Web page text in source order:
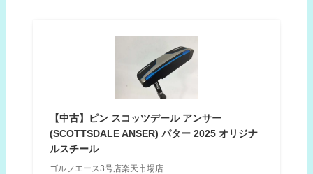
【中古】ピン スコッツデール アンサー
(SCOTTSDALE ANSER) パター 2025 オリジナ
ルスチール
ゴルフエース3号店楽天市場店